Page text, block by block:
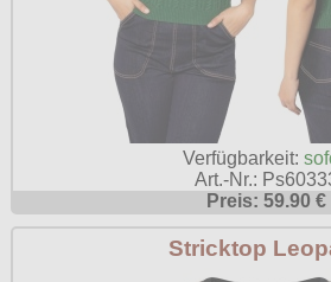
Verfügbarkeit:
Art.-Nr.:
Preis: 59.90 €
Stricktop